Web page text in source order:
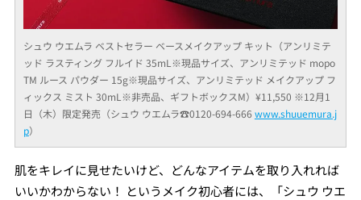
シュウ ウエムラ ベストセラー ベースメイクアップ キット（アンリミテ
ッド ラスティング フルイド 35mL※現品サイズ、アンリミテッド mopo
TM ルース パウダー 15g※現品サイズ、アンリミテッド メイクアップ フ
ィックス ミスト 30mL※非売品、ギフトボックスM）¥11,550 ※12月1
日（木）限定発売（シュウ ウエムラ☎︎0120-694-666 www.shuuemura.j
p）
肌をキレイに見せたいけど、どんなアイテムを取り入れれば
いいかわからない！ というメイク初心者には、「シュウ ウエ